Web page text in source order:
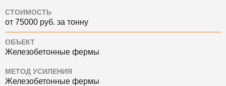
СТОИМОСТЬ
от 75000 руб. за тонну
ОБЪЕКТ
Железобетонные фермы
МЕТОД УСИЛЕНИЯ
Железобетонные фермы